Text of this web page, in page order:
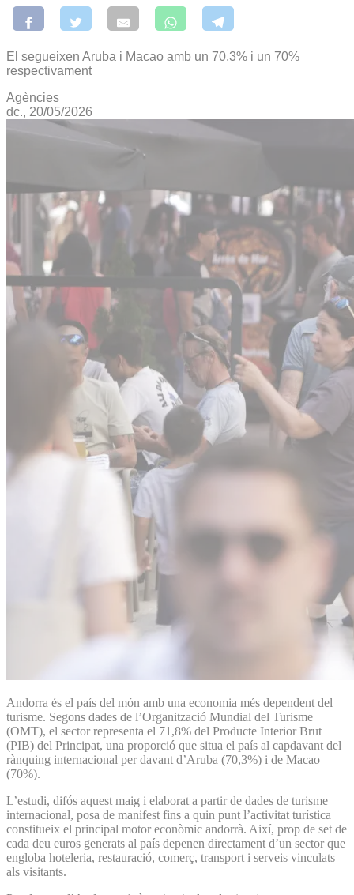
El segueixen Aruba i Macao amb un 70,3% i un 70%
respectivament
Agències
dc., 20/05/2026
Andorra és el país del món amb una economia més dependent del
turisme. Segons dades de l’Organització Mundial del Turisme
(OMT), el sector representa el 71,8% del Producte Interior Brut
(PIB) del Principat, una proporció que situa el país al capdavant del
rànquing internacional per davant d’Aruba (70,3%) i de Macao
(70%).
L’estudi, difós aquest maig i elaborat a partir de dades de turisme
internacional, posa de manifest fins a quin punt l’activitat turística
constitueix el principal motor econòmic andorrà. Així, prop de set de
cada deu euros generats al país depenen directament d’un sector que
engloba hoteleria, restauració, comerç, transport i serveis vinculats
als visitants.